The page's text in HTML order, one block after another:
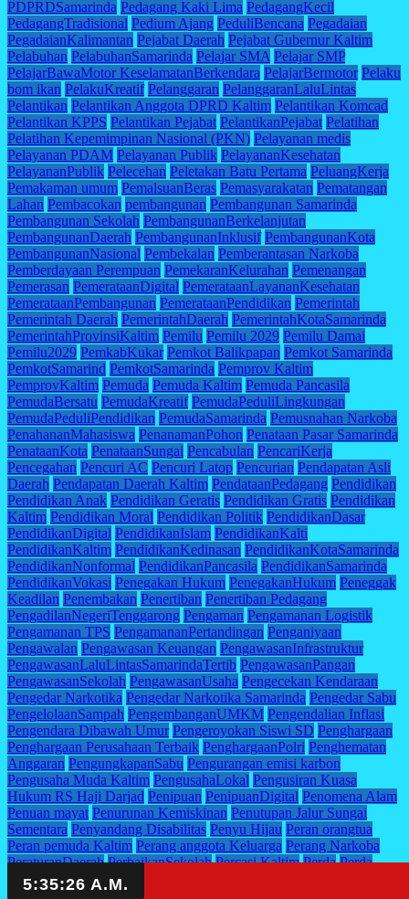
PDPRDSamarinda Pedagang Kaki Lima PedagangKecil
PedagangTradisional Pedium Ajang PeduliBencana Pegadaian
PegadaianKalimantan Pejabat Daerah Pejabat Gubernur Kaltim
Pelabuhan PelabuhanSamarinda Pelajar SMA Pelajar SMP
PelajarBawaMotor KeselamatanBerkendara PelajarBermotor Pelaku
bom ikan PelakuKreatif Pelanggaran PelanggaranLaluLintas
Pelantikan Pelantikan Anggota DPRD Kaltim Pelantikan Komcad
Pelantikan KPPS Pelantikan Pejabat PelantikanPejabat Pelatihan
Pelatihan Kepemimpinan Nasional (PKN) Pelayanan medis
Pelayanan PDAM Pelayanan Publik PelayananKesehatan
PelayananPublik Pelecehan Peletakan Batu Pertama PeluangKerja
Pemakaman umum PemalsuanBeras Pemasyarakatan Pematangan
Lahan Pembacokan pembangunan Pembangunan Samarinda
Pembangunan Sekolah PembangunanBerkelanjutan
PembangunanDaerah PembangunanInklusif PembangunanKota
PembangunanNasional Pembekalan Pemberantasan Narkoba
Pemberdayaan Perempuan PemekaranKelurahan Pemenangan
Pemerasan PemerataanDigital PemerataanLayananKesehatan
PemerataanPembangunan PemerataanPendidikan Pemerintah
Pemerintah Daerah PemerintahDaerah PemerintahKotaSamarinda
PemerintahProvinsiKaltim Pemilu Pemilu 2029 Pemilu Damai
Pemilu2029 PemkabKukar Pemkot Balikpapan Pemkot Samarinda
PemkotSamarind PemkotSamarinda Pemprov Kaltim
PemprovKaltim Pemuda Pemuda Kaltim Pemuda Pancasila
PemudaBersatu PemudaKreatif PemudaPeduliLingkungan
PemudaPeduliPendidikan PemudaSamarinda Pemusnahan Narkoba
PenahananMahasiswa PenanamanPohon Penataan Pasar Samarinda
PenataanKota PenataanSungai Pencabulan PencariKerja
Pencegahan Pencuri AC Pencuri Latop Pencurian Pendapatan Asli
Daerah Pendapatan Daerah Kaltim PendataanPedagang Pendidikan
Pendidikan Anak Pendidikan Geratis Pendidikan Gratis Pendidikan
Kaltim Pendidikan Moral Pendidikan Politik PendidikanDasar
PendidikanDigital PendidikanIslam PendidikanKalti
PendidikanKaltim PendidikanKedinasan PendidikanKotaSamarinda
PendidikanNonformal PendidikanPancasila PendidikanSamarinda
PendidikanVokasi Penegakan Hukum PenegakanHukum Peneggak
Keadilan Penembakan Penertiban Penertiban Pedagang
PengadilanNegeriTenggarong Pengaman Pengamanan Logistik
Pengamanan TPS PengamananPertandingan Penganiyaan
Pengawalan Pengawasan Keuangan PengawasanInfrastruktur
PengawasanLaluLintasSamarindaTertib PengawasanPangan
PengawasanSekolah PengawasanUsaha Pengecekan Kendaraan
Pengedar Narkotika Pengedar Narkotika Samarinda Pengedar Sabu
PengelolaanSampah PengembanganUMKM Pengendalian Inflasi
Pengendara Dibawah Umur Pengeroyokan Siswi SD Penghargaan
Penghargaan Perusahaan Terbaik PenghargaanPolri Penghematan
Anggaran PengungkapanSabu Pengurangan emisi karbon
Pengusaha Muda Kaltim PengusahaLokal Pengusiran Kuasa
Hukum RS Haji Darjad Penipuan PenipuanDigital Penomena Alam
Penuan mayat Penurunan Kemiskinan Penutupan Jalur Sungai
Sementara Penyandang Disabilitas Penyu Hijau Peran orangtua
Peran pemuda Kaltim Perang anggota Keluarga Perang Narkoba
PeraturanDaerah PerbaikanSekolah Percasi Kaltim Perda Perda
Bahasa Perda Pariwisata
PerdaLingkungan Perdangan Manusia